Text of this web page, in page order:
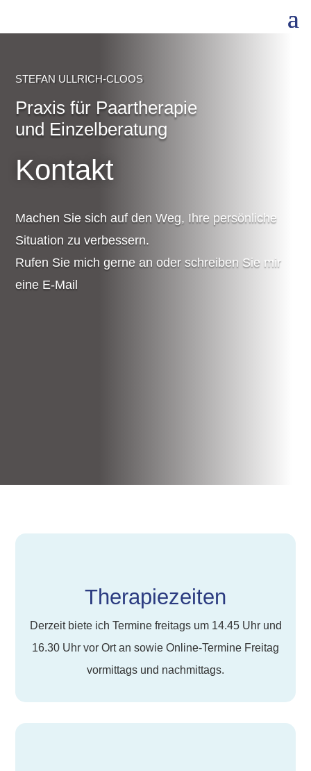
STEFAN ULLRICH-CLOOS
Praxis für Paartherapie
und Einzelberatung
Kontakt
Machen Sie sich auf den Weg, Ihre persönliche
Situation zu verbessern.
Rufen Sie mich gerne an oder schreiben Sie mir
eine E-Mail
Therapiezeiten
Derzeit biete ich Termine freitags um 14.45 Uhr und
16.30 Uhr vor Ort an sowie Online-Termine Freitag
vormittags und nachmittags.